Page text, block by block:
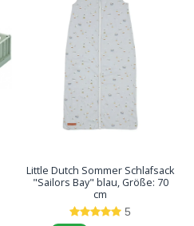
Little Dutch Sommer Schlafsack
"Sailors Bay" blau, Größe: 70
cm
5